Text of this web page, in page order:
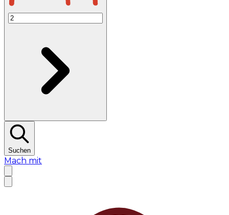
Suchen
Mach mit